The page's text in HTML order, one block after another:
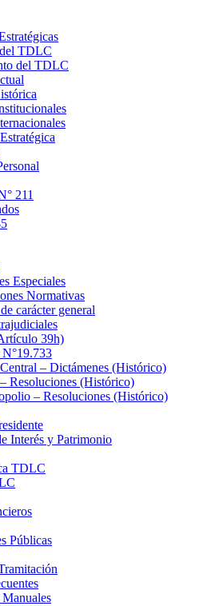
TDLC
del TDLC
211
Especiales
Normativas
carácter general
39h)
– Dictámenes (Histórico)
Resoluciones (Histórico)
– Resoluciones (Histórico)
Interés y Patrimonio
TDLC
Públicas